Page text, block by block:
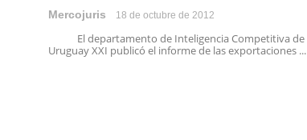
Mercojuris 18 de octubre de 2012
El departamento de Inteligencia Competitiva de
Uruguay XXI publicó el informe de las exportaciones ...